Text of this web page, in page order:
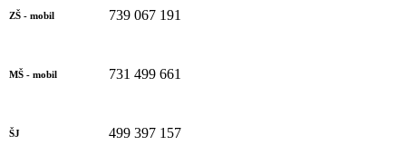
ZŠ - mobil 739 067 191
MŠ - mobil 731 499 661
ŠJ 499 397 157